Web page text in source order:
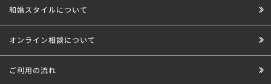
和婚スタイルについて
オンライン相談について
ご利用の流れ